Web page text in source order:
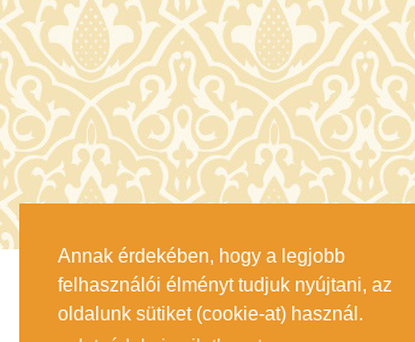
Annak érdekében, hogy a legjobb
felhasználói élményt tudjuk nyújtani, az
oldalunk sütiket (cookie-at) használ.